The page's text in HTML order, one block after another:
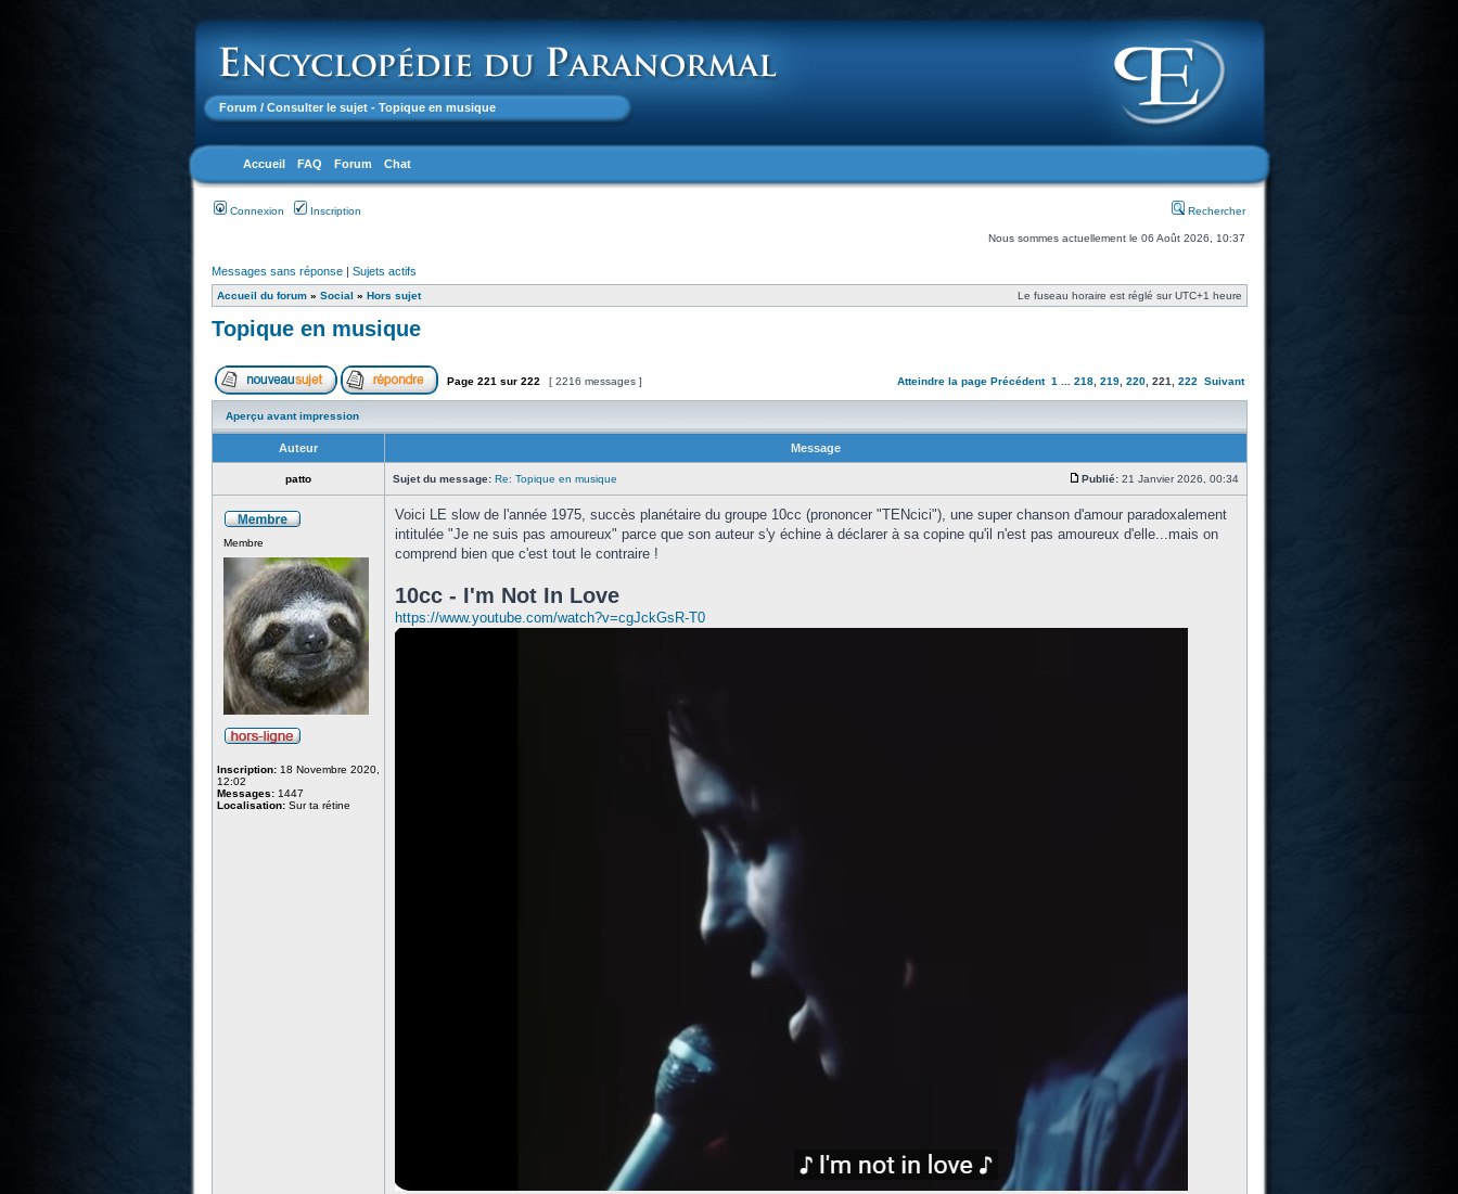
Forum / Consulter le sujet - Topique en musique
Accueil FAQ Forum Chat
Connexion Inscription Rechercher
Nous sommes actuellement le 06 Août 2026, 10:37
Messages sans réponse| Sujets actifs
Accueil du forum» Social » Hors sujet Le fuseau horaire est réglé sur UTC+1 heure
Topique en musique
Page 221 sur 222 [ 2216 messages ] Atteindre la page Précédent 1 218, 219, 220, 221 222 Suivant
Aperçu avant impression
Auteur Message
patto Sujet du message: Re: Topique en musique Publié:21 Janvier 2026, 00:34
Membre
Inscription:18 Novembre 2020,
12:02
Messages:1447
Localisation:Sur ta rétine
Voici LE slow de l'année 1975, succès planétaire du groupe 10cc (prononcer "TENcici"), une super chanson d'amour paradoxalement
intitulée "Je ne suis pas amoureux" parce que son auteur s'y échine à déclarer à sa copine qu'il n'est pas amoureux d'elle...mais on
comprend bien que c'est tout le contraire !
10cc - I'm Not In Love
https://www.youtube.com/watch?v=cgJckGsR-T0